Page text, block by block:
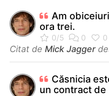
Am
ora trei.
Citat de Mick Jagger
Căsnicia
un contract de